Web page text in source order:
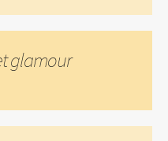
glamour